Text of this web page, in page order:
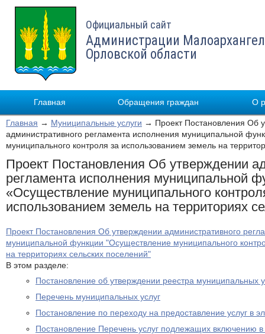
Официальный сайт
Администрации
Орловской области
Главная Обращения граждан О
Главная → Муниципальные услуги → Проект Постановления Об
административного регламента исполнения муниципальной
муниципального контроля за использованием земель на
Проект Постановления Об утверждении
регламента исполнения муниципальной
«Осуществление муниципального
использованием земель на территориях
Проект Постановления Об утверждении административного
муниципальной функции "Осуществление муниципального
на территориях сельских поселений"
В этом разделе:
Постановление об утверждении реестра муниципальных
Перечень муниципальных услуг
Постановление по переходу на предоставление услуг в
Постановление Перечень услуг подлежащих включению в